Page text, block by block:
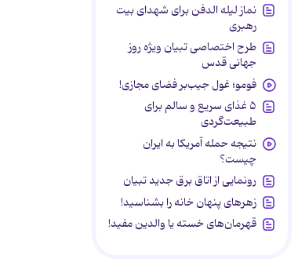
نماز لیله الدفن برای شهدای بیت
رهبری
طرح اختصاصی تبیان ویژه روز
جهانی قدس
فومو؛ غول جیب‌بر فضای مجازی!
۵ غذای سریع و سالم برای
طبیعت‌گردی
نتیجه حمله آمریکا به ایران
چیست؟
رونمایی از اتاق برق جدید تبیان
زهرهای پنهان خانه را بشناسید!
قهرمان‌های خسته یا والدین مفید!